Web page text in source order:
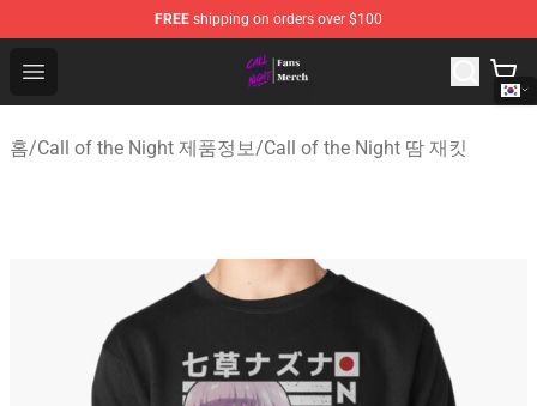
FREE shipping on orders over $100
Open menu
Call of the Night Store - Official Call of the Night
홈/Call of the Night 제품정보/Call of the Night 땀 재킷